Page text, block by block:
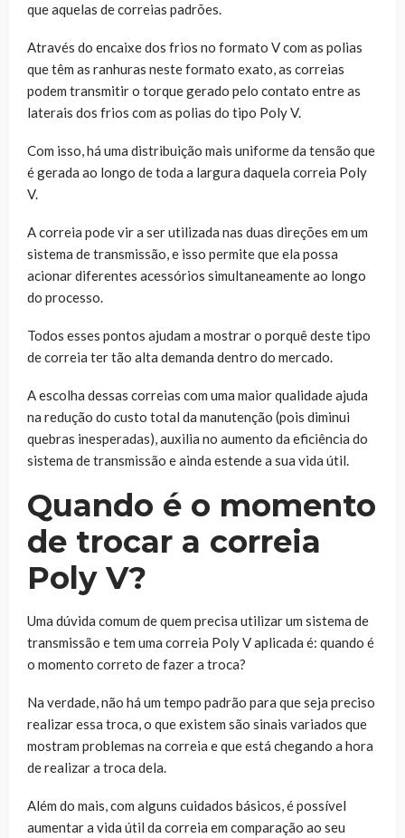
que aquelas de correias padrões.
Através do encaixe dos frios no formato V com as polias
que têm as ranhuras neste formato exato, as correias
podem transmitir o torque gerado pelo contato entre as
laterais dos frios com as polias do tipo Poly V.
Com isso, há uma distribuição mais uniforme da tensão que
é gerada ao longo de toda a largura daquela correia Poly
V.
A correia pode vir a ser utilizada nas duas direções em um
sistema de transmissão, e isso permite que ela possa
acionar diferentes acessórios simultaneamente ao longo
do processo.
Todos esses pontos ajudam a mostrar o porquê deste tipo
de correia ter tão alta demanda dentro do mercado.
A escolha dessas correias com uma maior qualidade ajuda
na redução do custo total da manutenção (pois diminui
quebras inesperadas), auxilia no aumento da eficiência do
sistema de transmissão e ainda estende a sua vida útil.
Quando é o momento
de trocar a correia
Poly V?
Uma dúvida comum de quem precisa utilizar um sistema de
transmissão e tem uma correia Poly V aplicada é: quando é
o momento correto de fazer a troca?
Na verdade, não há um tempo padrão para que seja preciso
realizar essa troca, o que existem são sinais variados que
mostram problemas na correia e que está chegando a hora
de realizar a troca dela.
Além do mais, com alguns cuidados básicos, é possível
aumentar a vida útil da correia em comparação ao seu